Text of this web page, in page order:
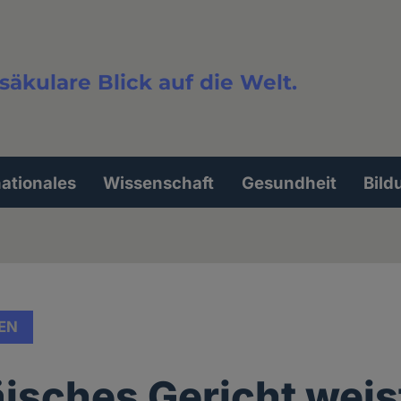
Blick auf die Welt.
Wissenschaft Gesundheit